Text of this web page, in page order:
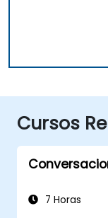
Cursos
7 Horas